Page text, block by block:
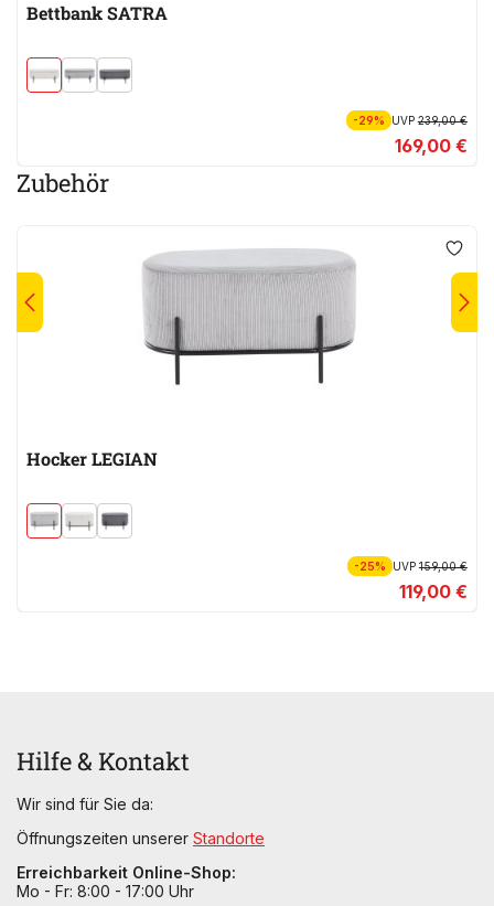
Bettbank SATRA
-29% UVP239,00 €
169,00 €
Zubehör
Hocker LEGIAN
-25% UVP159,00 €
119,00 €
Hilfe & Kontakt
Wir sind für Sie da:
Öffnungszeiten unserer Standorte
Erreichbarkeit Online-Shop:
Mo - Fr: 8:00 - 17:00 Uhr